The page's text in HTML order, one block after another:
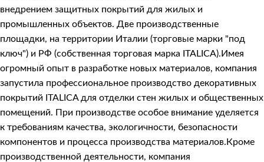
внедрением защитных покрытий для жилых и
промышленных объектов. Две производственные
площадки, на территории Италии (торговые марки "под
ключ") и РФ (собственная торговая марка ITALICA).Имея
огромный опыт в разработке новых материалов, компания
запустила профессиональное производство декоративных
покрытий ITALICA для отделки стен жилых и общественных
помещений. При производстве особое внимание уделяется
к требованиям качества, экологичности, безопасности
компонентов и процесса производства материалов.Кроме
производственной деятельности, компания